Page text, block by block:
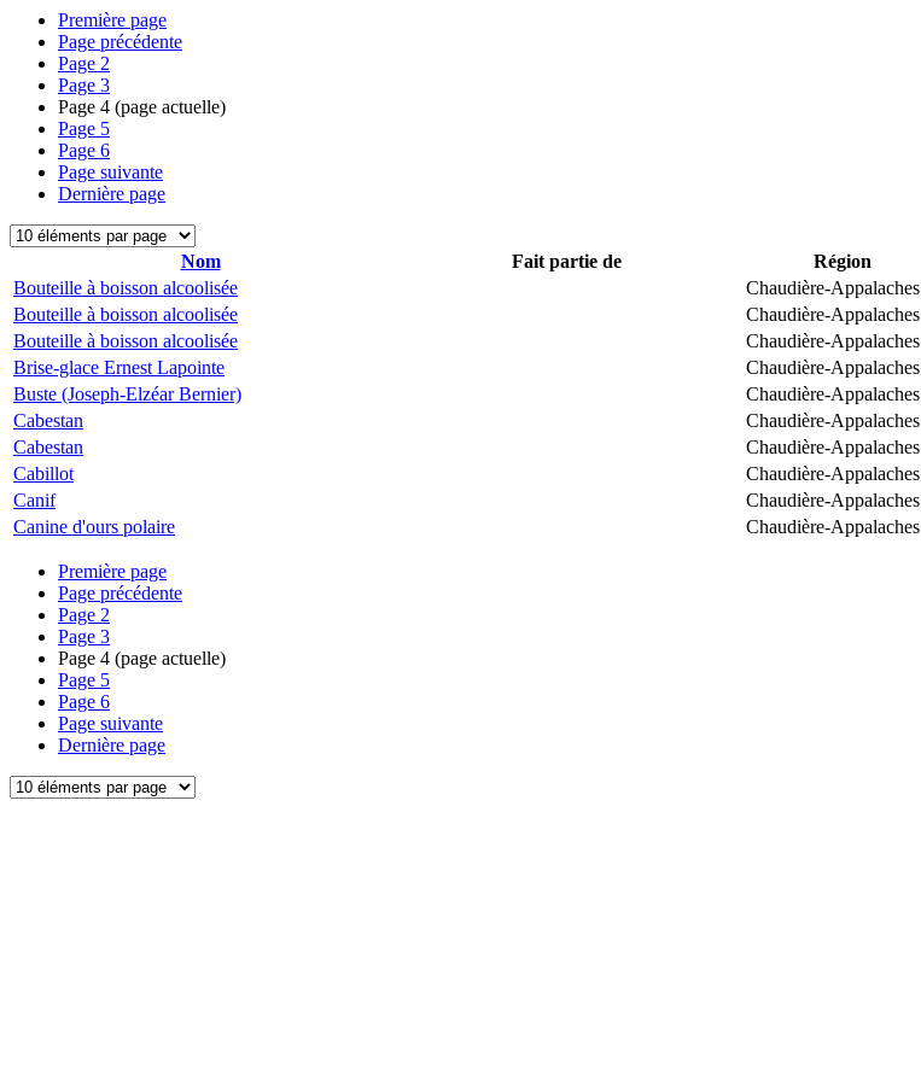
Première page
Page précédente
Page 2
Page 3
Page 4 (page actuelle)
Page 5
Page 6
Page suivante
Dernière page
Nom Fait partie de Région
Bouteille à boisson alcoolisée
Chaudière-Appalaches
Bouteille à boisson alcoolisée
Chaudière-Appalaches
Bouteille à boisson alcoolisée
Chaudière-Appalaches
Brise-glace Ernest Lapointe
Chaudière-Appalaches
Buste (Joseph-Elzéar Bernier)
Chaudière-Appalaches
Cabestan
Chaudière-Appalaches
Cabestan
Chaudière-Appalaches
Cabillot
Chaudière-Appalaches
Canif
Chaudière-Appalaches
Canine d'ours polaire
Chaudière-Appalaches
Première page
Page précédente
Page 2
Page 3
Page 4 (page actuelle)
Page 5
Page 6
Page suivante
Dernière page